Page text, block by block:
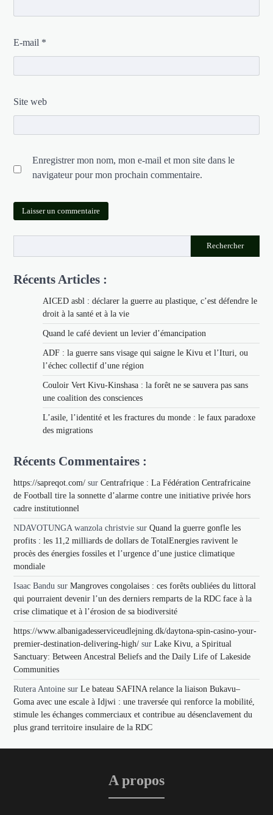
E-mail *
Site web
Enregistrer mon nom, mon e-mail et mon site dans le
navigateur pour mon prochain commentaire.
Rechercher
Récents Articles :
AICED asbl : déclarer la guerre au plastique, c’est défendre le
droit à la santé et à la vie
Quand le café devient un levier d’émancipation
ADF : la guerre sans visage qui saigne le Kivu et l’Ituri, ou
l’échec collectif d’une région
Couloir Vert Kivu-Kinshasa : la forêt ne se sauvera pas sans
une coalition des consciences
L’asile, l’identité et les fractures du monde : le faux paradoxe
des migrations
Récents Commentaires :
https://sapreqot.com/ surCentrafrique : La Fédération Centrafricaine
de Football tire la sonnette d’alarme contre une initiative privée hors
cadre institutionnel
NDAVOTUNGA wanzola christvie surQuand la guerre gonfle les
profits : les 11,2 milliards de dollars de TotalEnergies ravivent le
procès des énergies fossiles et l’urgence d’une justice climatique
mondiale
Isaac Bandu surMangroves congolaises : ces forêts oubliées du littoral
qui pourraient devenir l’un des derniers remparts de la RDC face à la
crise climatique et à l’érosion de sa biodiversité
https://www.albanigadesserviceudlejning.dk/daytona-spin-casino-your-
premier-destination-delivering-high/ surLake Kivu, a Spiritual
Sanctuary: Between Ancestral Beliefs and the Daily Life of Lakeside
Communities
Rutera Antoine surLe bateau SAFINA relance la liaison Bukavu–
Goma avec une escale à Idjwi : une traversée qui renforce la mobilité,
stimule les échanges commerciaux et contribue au désenclavement du
plus grand territoire insulaire de la RDC
A propos